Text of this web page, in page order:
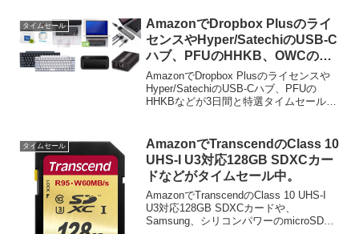
タイムセール
AmazonでDropbox Plusのライ
センスやHyper/SatechiのUSB-C
ハブ、PFUのHHKB、OWCの
10G Ethernetアダプタなどが3日
間の特選タイムセール中。
AmazonでDropbox Plusのライセンスや
Hyper/SatechiのUSB-Cハブ、PFUの
HHKBなどが3日間と特選タイムセール中
タイムセール
AmazonでTranscendのClass 10
UHS-I U3対応128GB SDXCカー
ドなどがタイムセール中。
AmazonでTranscendのClass 10 UHS-I
U3対応128GB SDXCカードや、
Samsung、シリコンパワーのmicroSDXC